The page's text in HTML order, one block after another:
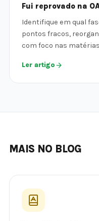
Fui reprovado na
Identifique em qual
pontos fracos,
com foco nas
Ler artigo
MAIS NO BLOG